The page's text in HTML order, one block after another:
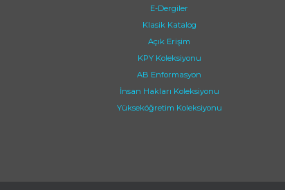
E-Dergiler
Klasik Katalog
Açık Erişim
KPY Koleksiyonu
AB Enformasyon
İnsan Hakları Koleksiyonu
Yükseköğretim Koleksiyonu